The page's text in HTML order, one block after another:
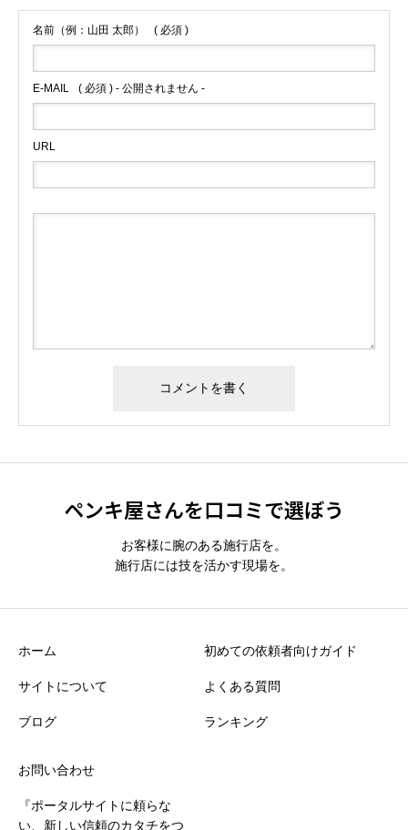
名前（例：山田 太郎） ( 必須 )
E-MAIL ( 必須 ) - 公開されません -
URL
ペンキ屋さんを口コミで選ぼう
お客様に腕のある施行店を。
施行店には技を活かす現場を。
ホーム
サイトについて
ブログ
初めての依頼者向けガイド
よくある質問
ランキング
お問い合わせ
『ポータルサイトに頼らな
い、新しい信頼のカタチをつ